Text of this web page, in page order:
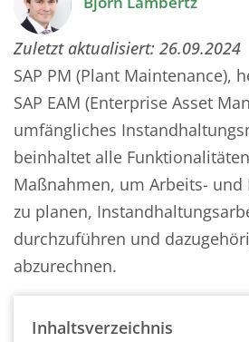
Zuletzt aktualisiert: 26.09.2024
SAP PM (Plant Maintenance),
SAP EAM (Enterprise Asset
umfängliches
beinhaltet alle
Maßnahmen, um Arbeits-
zu planen,
durchzuführen und
abzurechnen.
Inhaltsverzeichnis